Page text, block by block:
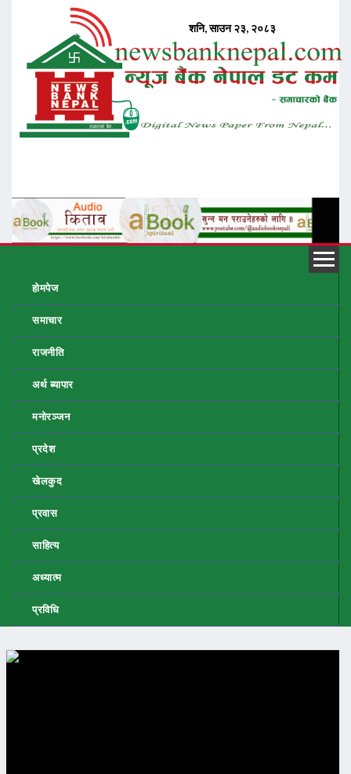
होमपेज
समाचार
राजनीति
अर्थ ब्यापार
मनोरञ्जन
प्रदेश
खेलकुद
प्रवास
साहित्य
अध्यात्म
प्रविधि